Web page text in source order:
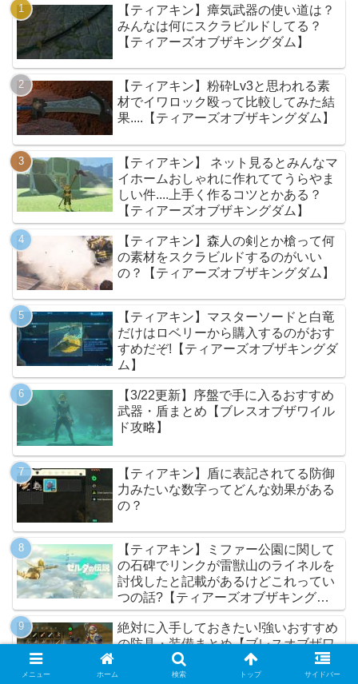
【ティアキン】瘴気武器の使い道は？
みんなは何にスクラビルドしてる？
【ティアーズオブザキングダム】
【ティアキン】粉砕Lv3と思われる素
材でイワロック殴って比較してみた結
果....【ティアーズオブザキングダム】
【ティアキン】 ネット見るとみんなマ
イホームおしゃれに作れててうらやま
しい件....上手く作るコツとかある？
【ティアーズオブザキングダム】
【ティアキン】森人の剣とか槍って何
の素材をスクラビルドするのがいい
の？【ティアーズオブザキングダム】
【ティアキン】マスターソードと白竜
だけはロベリーから購入するのがおす
すめだぞ!【ティアーズオブザキングダ
ム】
【3/22更新】序盤で手に入るおすすめ
武器・盾まとめ【ブレスオブザワイル
ド攻略】
【ティアキン】盾に表記されてる防御
力みたいな数字ってどんな効果がある
の？
【ティアキン】ミファー公園に関して
の石碑でリンクが雷獣山のライネルを
討伐したと記載があるけどこれってい
つの話?【ティアーズオブザキングダ
ム】
絶対に入手しておきたい!強いおすすめ
の防具・装備まとめ【ブレスオブザワ
イルド攻略】
メニュー ホーム 検索 トップ サイドバー